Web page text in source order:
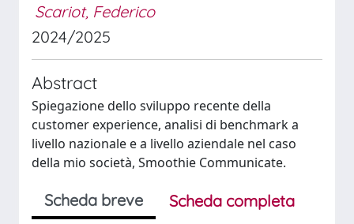
Scariot, Federico
2024/2025
Abstract
Spiegazione dello sviluppo recente della
customer experience, analisi di benchmark a
livello nazionale e a livello aziendale nel caso
della mio società, Smoothie Communicate.
Scheda breve
Scheda completa